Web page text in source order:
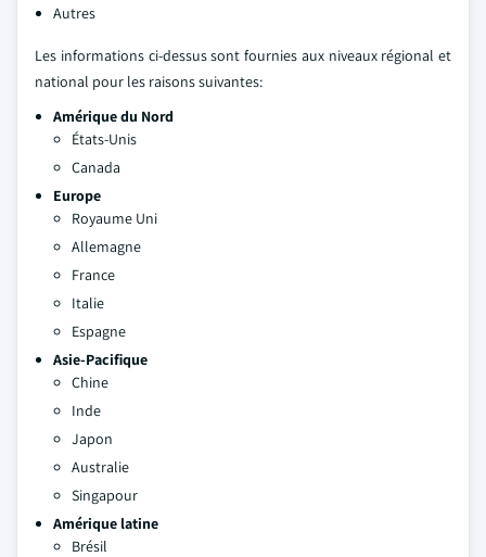
Autres
Les informations ci-dessus sont fournies aux niveaux régional et
national pour les raisons suivantes:
Amérique du Nord
États-Unis
Canada
Europe
Royaume Uni
Allemagne
France
Italie
Espagne
Asie-Pacifique
Chine
Inde
Japon
Australie
Singapour
Amérique latine
Brésil